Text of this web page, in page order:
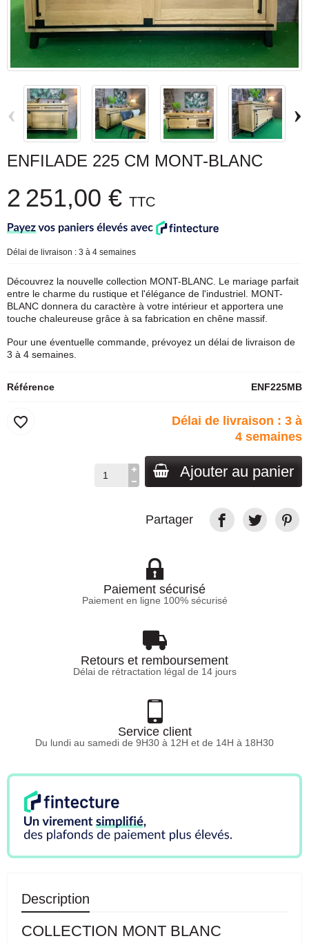
‹ ›
ENFILADE 225 CM MONT-BLANC
2 251,00 € TTC
Délai de livraison : 3 à 4 semaines
Découvrez la nouvelle collection MONT-BLANC. Le mariage parfait
entre le charme du rustique et l'élégance de l'industriel. MONT-
BLANC donnera du caractère à votre intérieur et apportera une
touche chaleureuse grâce à sa fabrication en chêne massif.
Pour une éventuelle commande, prévoyez un délai de livraison de
3 à 4 semaines.
Référence ENF225MB
Délai de livraison : 3 à
4 semaines
Ajouter au panier
favorite_border
Partager
Paiement sécurisé
Paiement en ligne 100% sécurisé
Retours et remboursement
Délai de rétractation légal de 14 jours
Service client
Du lundi au samedi de 9H30 à 12H et de 14H à 18H30
Description
COLLECTION MONT BLANC